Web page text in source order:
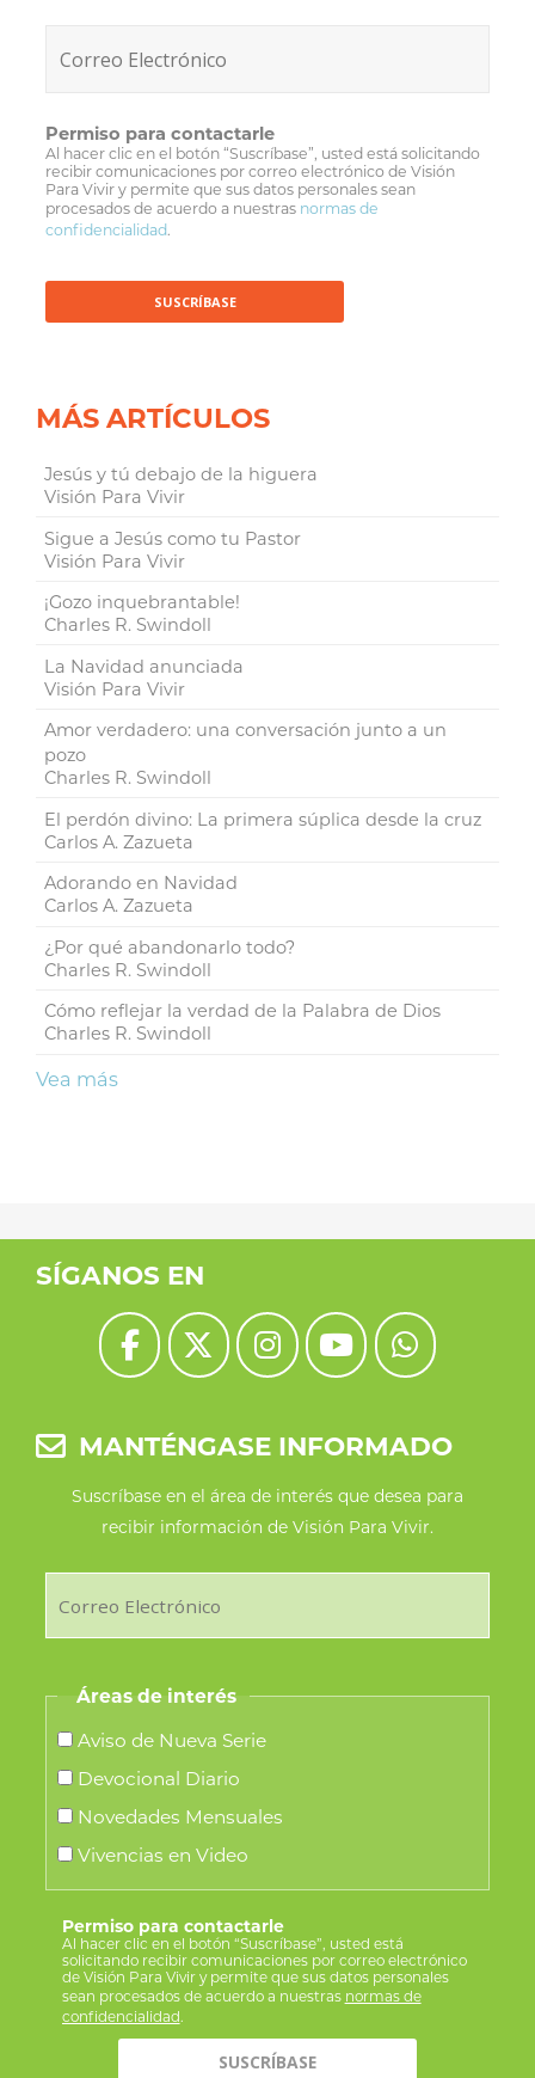
Permiso para contactarle
Al hacer clic en el botón “Suscríbase”, usted está solicitando
recibir comunicaciones por correo electrónico de Visión
Para Vivir y permite que sus datos personales sean
procesados de acuerdo a nuestras normas de
confidencialidad.
MÁS ARTÍCULOS
Jesús y tú debajo de la higuera
Visión Para Vivir
Sigue a Jesús como tu Pastor
Visión Para Vivir
¡Gozo inquebrantable!
Charles R. Swindoll
La Navidad anunciada
Visión Para Vivir
Amor verdadero: una conversación junto a un
pozo
Charles R. Swindoll
El perdón divino: La primera súplica desde la cruz
Carlos A. Zazueta
Adorando en Navidad
Carlos A. Zazueta
¿Por qué abandonarlo todo?
Charles R. Swindoll
Cómo reflejar la verdad de la Palabra de Dios
Charles R. Swindoll
Vea más
SÍGANOS EN
MANTÉNGASE INFORMADO
Suscríbase en el área de interés que desea para
recibir información de Visión Para Vivir.
Áreas de interés
Aviso de Nueva Serie
Devocional Diario
Novedades Mensuales
Vivencias en Video
Permiso para contactarle
Al hacer clic en el botón “Suscríbase”, usted está
solicitando recibir comunicaciones por correo electrónico
de Visión Para Vivir y permite que sus datos personales
sean procesados de acuerdo a nuestras normas de
confidencialidad.